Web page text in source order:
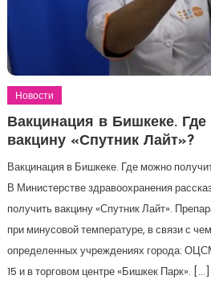
Новости
Вакцинация в Бишкеке.
вакцину «Спутник Лайт»?
Вакцинация в Бишкеке. Где можно
В Министерстве здравоохранения
получить вакцину «Спутник Лайт».
при минусовой температуре, в связи с
определенных учреждениях города:
15 и в торговом центре «Бишкек Парк». […]